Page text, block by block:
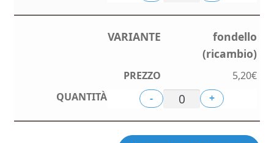
fondello
(ricambio)
5,20€
-
+